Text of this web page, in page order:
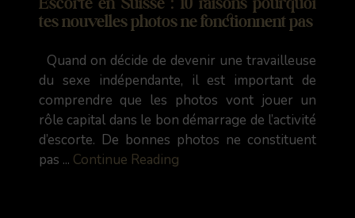
tes nouvelles photos ne fonctionnent pas
Quand on décide de devenir une travailleuse
du sexe indépendante, il est important de
comprendre que les photos vont jouer un
rôle capital dans le bon démarrage de l’activité
d’escorte. De bonnes photos ne constituent
pas ... Continue Reading